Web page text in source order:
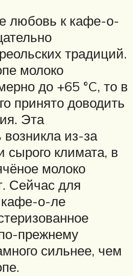
любовь к кафе-о-
традиций.
молоко
до +65 °C, то в
принято доводить
Эта
из-за
сырого климата, в
молоко
Сейчас для
кафе-о-ле
прежнему
сильнее, чем